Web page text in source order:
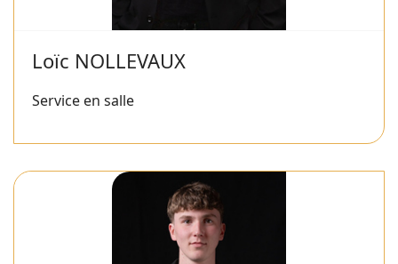
Loïc NOLLEVAUX
Service en salle